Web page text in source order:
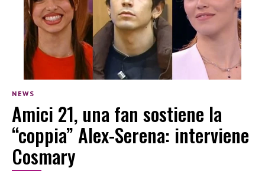
NEWS
Amici 21, una fan sostiene la
“coppia” Alex-Serena: interviene
Cosmary